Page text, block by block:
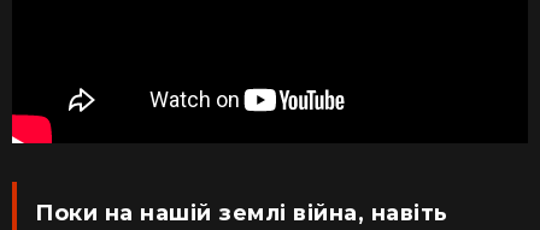
Поки на нашій землі війна, навіть